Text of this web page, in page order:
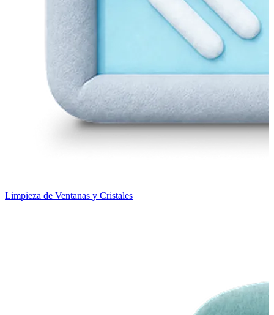
Limpieza de Ventanas y Cristales